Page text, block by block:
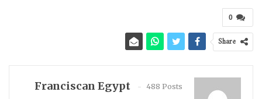
0
Share
Franciscan Egypt
488 Posts